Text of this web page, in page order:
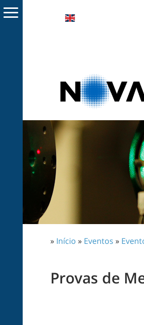
» Início » Eventos »
Provas de